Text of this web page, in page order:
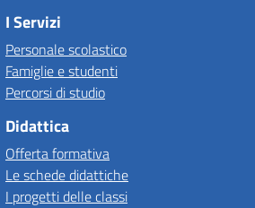
I Servizi
Personale scolastico
Famiglie e studenti
Percorsi di studio
Didattica
Offerta formativa
Le schede didattiche
I progetti delle classi